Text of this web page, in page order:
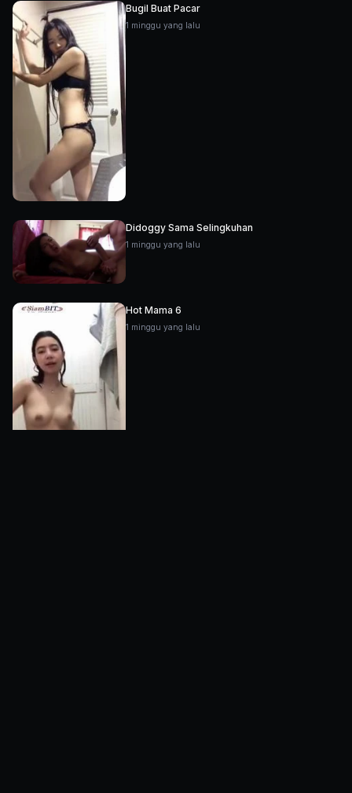
Bugil Buat Pacar
1 minggu yang lalu
Didoggy Sama Selingkuhan
1 minggu yang lalu
Hot Mama 6
1 minggu yang lalu